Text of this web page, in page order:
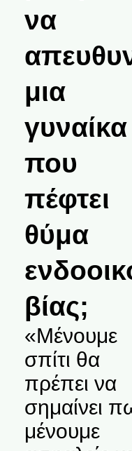
να
μια
γυναίκα
που
πέφτει
θύμα
βίας;
«Μένουμε
σπίτι θα
πρέπει να
σημαίνει
μένουμε